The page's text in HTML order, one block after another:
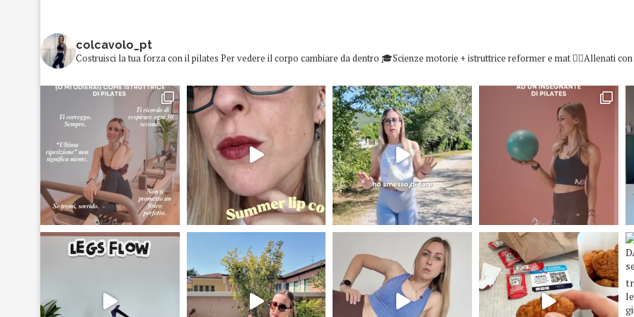
colcavolo_pt
Costruisci la tua forza con il pilates Per vedere il corpo cambiare da dentro 🎓Scienze motorie + istruttrice reformer e mat 👇🏻Allenati